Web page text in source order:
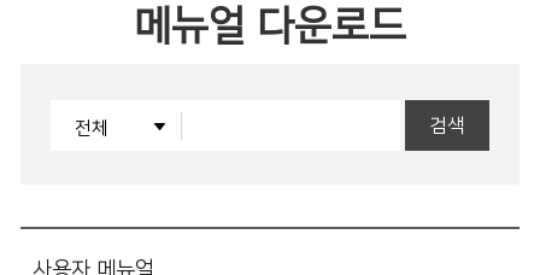
메뉴얼 다운로드
검색
사용자 메뉴얼